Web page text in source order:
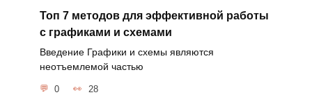
Топ 7 методов для эффективной работы
с графиками и схемами
Введение Графики и схемы являются
неотъемлемой частью
0 28